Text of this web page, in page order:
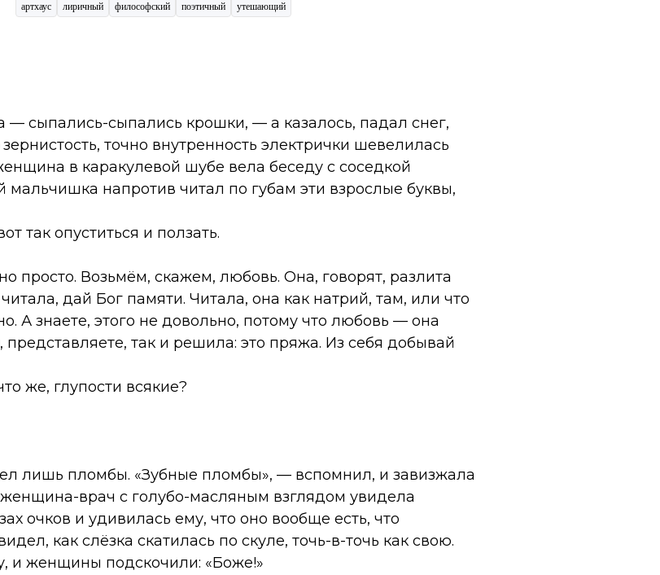
артхаус
лиричный философский поэтичный утешающий
— сыпались-сыпались крошки, — а казалось, падал снег,
точно внутренность электрички шевелилась
в каракулевой шубе вела беседу с соседкой
мальчишка напротив читал по губам эти взрослые буквы,
так опуститься и ползать.
просто. Возьмём, скажем, любовь. Она, говорят, разлита
дай Бог памяти. Читала, она как натрий, там, или что
А знаете, этого не довольно, потому что любовь — она
так и решила: это пряжа. Из себя добывай
же, глупости всякие?
лишь пломбы. «Зубные пломбы», — вспомнил, и завизжала
врач с голубо-масляным взглядом увидела
очков и удивилась ему, что оно вообще есть, что
как слёзка скатилась по скуле, точь-в-точь как свою.
и женщины подскочили: «Боже!»